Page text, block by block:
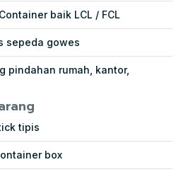
baik LCL / FCL
sepeda gowes
pindahan rumah, kantor,
tipis
box